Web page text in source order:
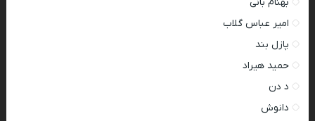
امیر عباس گلاب
پازل بند
حمید هیراد
د دن
دانوش